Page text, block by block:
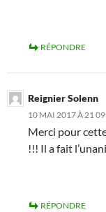
RÉPONDRE
Reignier Solenn
10 MAI 2017 À 21
Merci pour
!!! Il a fait
RÉPONDRE